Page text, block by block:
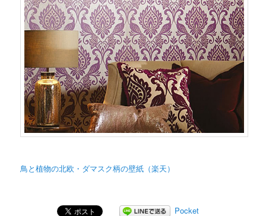
鳥と植物の北欧・ダマスク柄の壁紙（楽天）
Pocket